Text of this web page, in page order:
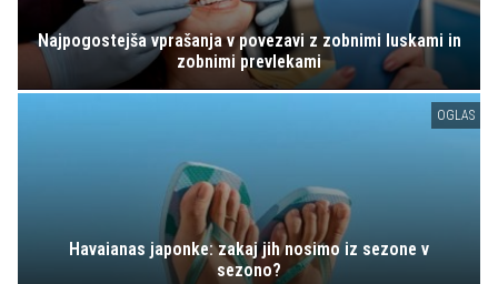
Najpogostejša vprašanja v povezavi z zobnimi luskami in
zobnimi prevlekami
OGLAS
Havaianas japonke: zakaj jih nosimo iz sezone v
sezono?